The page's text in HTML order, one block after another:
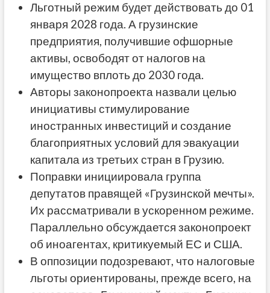
Льготный режим будет действовать до 01
января 2028 года. А грузинские
предприятия, получившие офшорные
активы, освободят от налогов на
имущество вплоть до 2030 года.
Авторы законопроекта назвали целью
инициативы стимулирование
иностранных инвестиций и создание
благоприятных условий для эвакуации
капитала из третьих стран в Грузию.
Поправки инициировала группа
депутатов правящей «Грузинской мечты».
Их рассматривали в ускоренном режиме.
Параллельно обсуждается законопроект
об иноагентах, критикуемый ЕС и США.
В оппозиции подозревают, что налоговые
льготы ориентированы, прежде всего, на